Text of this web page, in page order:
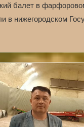
балет в
в нижегородском